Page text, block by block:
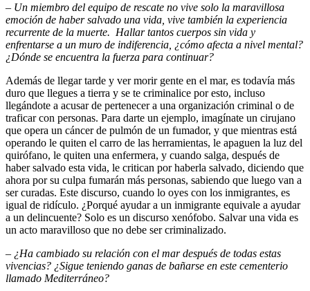
– Un miembro del equipo de rescate no vive solo la maravillosa
emoción de haber salvado una vida, vive también la experiencia
recurrente de la muerte. Hallar tantos cuerpos sin vida y
enfrentarse a un muro de indiferencia, ¿cómo afecta a nivel mental?
¿Dónde se encuentra la fuerza para continuar?
Además de llegar tarde y ver morir gente en el mar, es todavía más
duro que llegues a tierra y se te criminalice por esto, incluso
llegándote a acusar de pertenecer a una organización criminal o de
traficar con personas. Para darte un ejemplo, imagínate un cirujano
que opera un cáncer de pulmón de un fumador, y que mientras está
operando le quiten el carro de las herramientas, le apaguen la luz del
quirófano, le quiten una enfermera, y cuando salga, después de
haber salvado esta vida, le critican por haberla salvado, diciendo que
ahora por su culpa fumarán más personas, sabiendo que luego van a
ser curadas. Este discurso, cuando lo oyes con los inmigrantes, es
igual de ridículo. ¿Porqué ayudar a un inmigrante equivale a ayudar
a un delincuente? Solo es un discurso xenófobo. Salvar una vida es
un acto maravilloso que no debe ser criminalizado.
– ¿Ha cambiado su relación con el mar después de todas estas
vivencias? ¿Sigue teniendo ganas de bañarse en este cementerio
llamado Mediterráneo?